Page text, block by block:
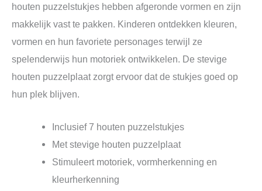
houten puzzelstukjes hebben afgeronde vormen en zijn
makkelijk vast te pakken. Kinderen ontdekken kleuren,
vormen en hun favoriete personages terwijl ze
spelenderwijs hun motoriek ontwikkelen. De stevige
houten puzzelplaat zorgt ervoor dat de stukjes goed op
hun plek blijven.
Inclusief 7 houten puzzelstukjes
Met stevige houten puzzelplaat
Stimuleert motoriek, vormherkenning en
kleurherkenning